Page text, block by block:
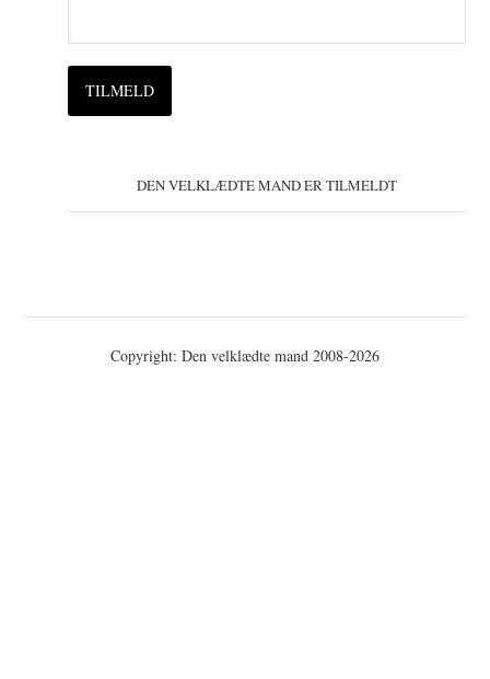
DEN VELKLÆDTE MAND ER TILMELDT
Copyright: Den velklædte mand 2008-2026